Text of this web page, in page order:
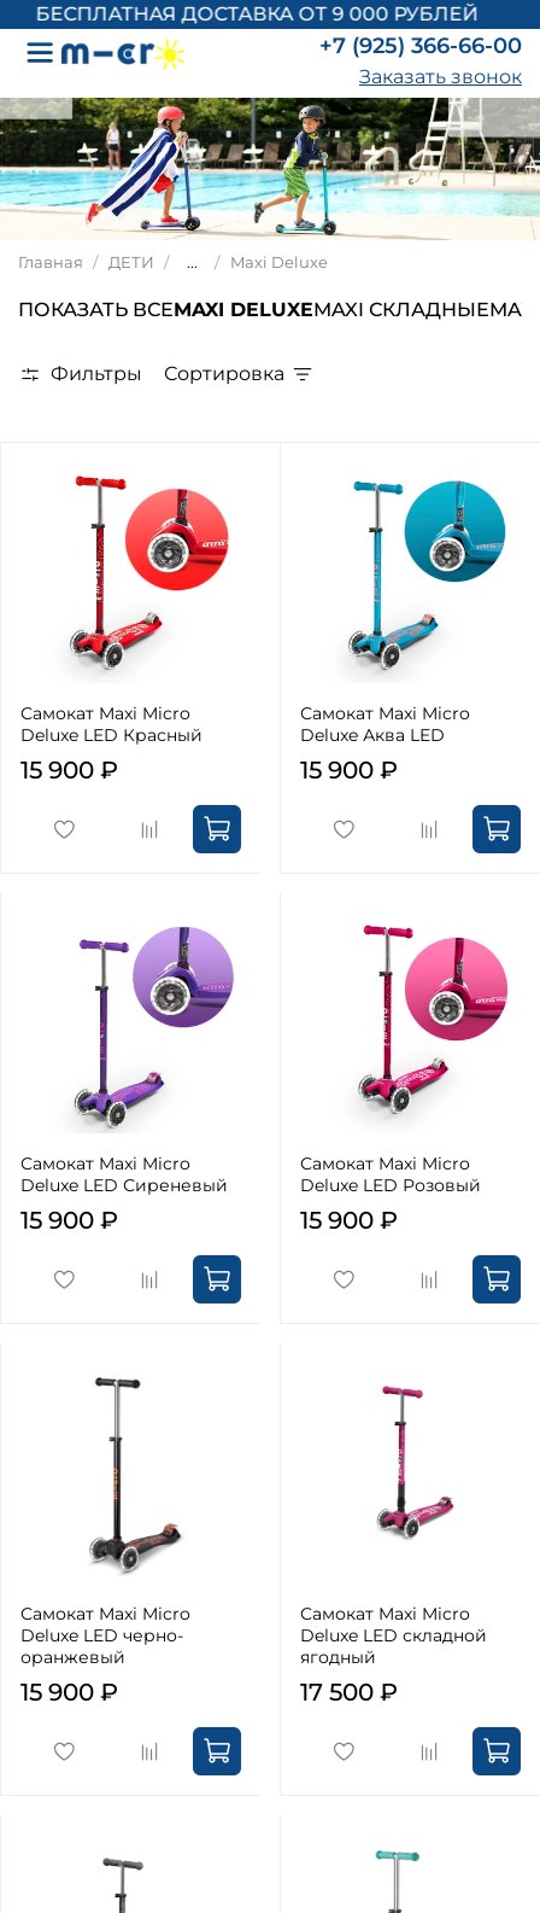
ДОСТАВКА ОТ 9 000 РУБЛЕЙ
+7 (925) 366-66-00
Заказать звонок
Главная ДЕТИ ... Maxi Deluxe
ПОКАЗАТЬ ВСЕMAXI DELUXEMAXI СКЛАДНЫЕ
Фильтры Сортировка
Самокат Maxi Micro
Deluxe LED Красный
15 900 ₽
Самокат Maxi Micro
Deluxe Аква LED
15 900 ₽
Самокат Maxi Micro
Deluxe LED Сиреневый
15 900 ₽
Самокат Maxi Micro
Deluxe LED Розовый
15 900 ₽
Самокат Maxi Micro
Deluxe LED черно-
оранжевый
15 900 ₽
Самокат Maxi Micro
Deluxe LED складной
ягодный
17 500 ₽